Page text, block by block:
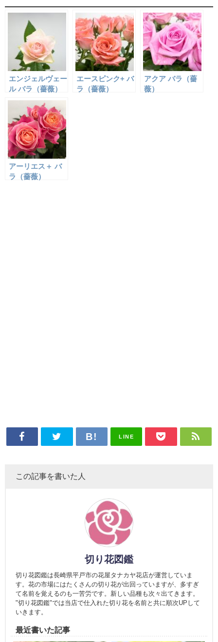
エンジェルヴェー
ル バラ（薔薇）
エースピンク+ バ
ラ（薔薇）
アクア バラ（薔
薇）
アーリエス＋ バ
ラ（薔薇）
LINE
この記事を書いた人
切り花図鑑
切り花図鑑は長崎県平戸市の花屋タナカヤ花店が運営していま
す。花の市場にはたくさんの切り花が出回っていますが、多すぎ
て名前を覚えるのも一苦労です。新しい品種も次々出てきます。
"切り花図鑑"では当店で仕入れた切り花を名前と共に順次UPして
いきます。
最近書いた記事